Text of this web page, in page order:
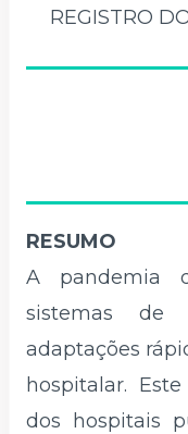
REGISTRO
RESUMO
A pandemia
sistemas de
adaptações
hospitalar.
dos hospitais